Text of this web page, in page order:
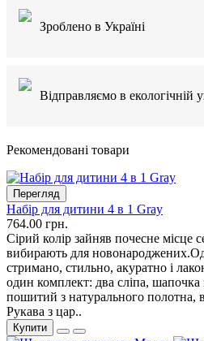
Зроблено в Україні
Відправляємо в екологічній
Рекомендовані товари
Перегляд
Набір для дитини 4 в 1 Gray
764.00 грн.
Сірий колір зайняв почесне місце
вибирають для
стримано, стильно, акуратно і
один комплект: два сліпа, шапочка
пошитий з натурального полотна,
Рукава з цар..
Купити